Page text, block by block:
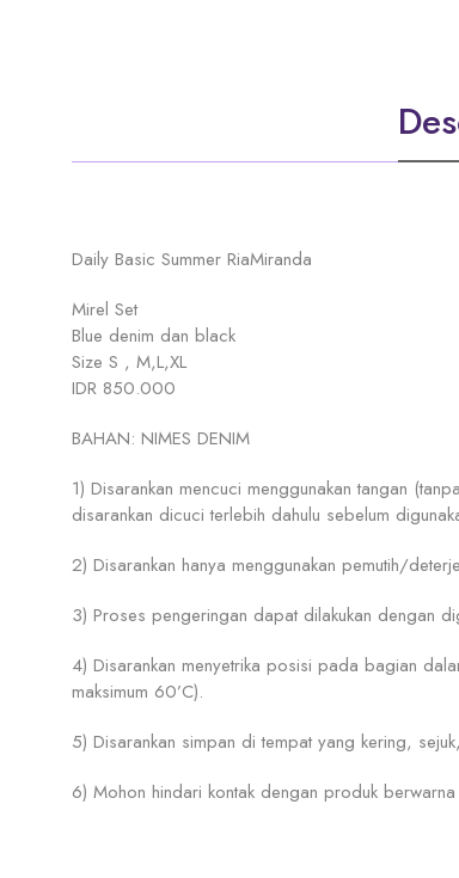
Daily Basic Summer RiaMiranda
Mirel Set
Blue denim dan black
Size S , M,L,XL
IDR 850.000
BAHAN: NIMES DENIM
1) Disarankan mencuci menggunakan tangan
disarankan dicuci terlebih dahulu sebelum
2) Disarankan hanya menggunakan pemutih/
3) Proses pengeringan dapat dilakukan dengan
4) Disarankan menyetrika posisi pada bagian
maksimum 60’C).
5) Disarankan simpan di tempat yang kering,
6) Mohon hindari kontak dengan produk